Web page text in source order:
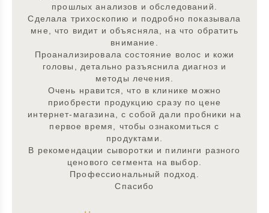
прошлых анализов и обследований.
Сделала трихоскопию и подробно показывала
мне, что видит и объясняла, на что обратить
внимание.
Проанализировала состояние волос и кожи
головы, детально разъяснила диагноз и
методы лечения.
Очень нравится, что в клинике можно
приобрести продукцию сразу по цене
интернет-магазина, с собой дали пробники на
первое время, чтобы ознакомиться с
продуктами.
В рекомендации сыворотки и пилинги разного
ценового сегмента на выбор.
Профессиональный подход.
Спасибо